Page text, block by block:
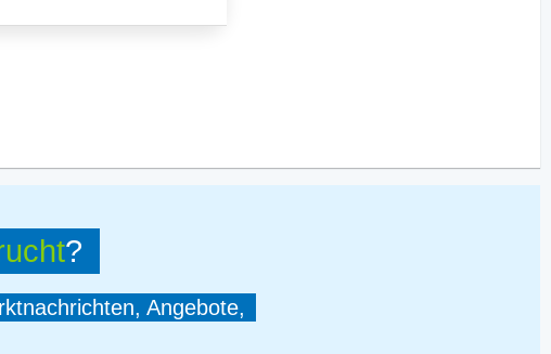
?
Angebote,